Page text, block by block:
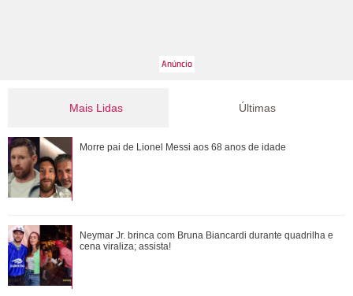
Mais Lidas
Tia Milena afirma que amizade com Ana Paula Renault
Bruna Marquezine, Camila Cabello, Hailey Bieber...
Relembre os amores - e affairs - de Shawn ...
Últimas
Morre pai de Lionel Messi aos 68 anos de idade
Neymar Jr. brinca com Bruna Biancardi durante quadrilha e
cena viraliza; assista!